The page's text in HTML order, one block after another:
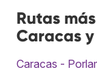
Rutas
Caracas
Caracas -